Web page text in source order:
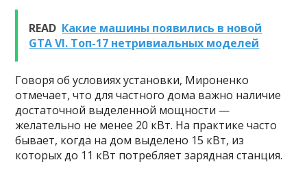
READ Какие машины появились в новой
GTA VI. Топ-17 нетривиальных моделей
Говоря об условиях установки, Мироненко
отмечает, что для частного дома важно наличие
достаточной выделенной мощности —
желательно не менее 20 кВт. На практике часто
бывает, когда на дом выделено 15 кВт, из
которых до 11 кВт потребляет зарядная станция.